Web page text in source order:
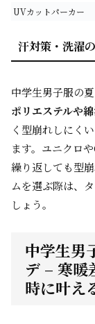
UVカットパーカー
汗対策・洗濯
中学生男子服の
ポリエステルや
く型崩れしにく
ます。ユニクロ
繰り返しても型
ムを選ぶ際は、
しょう。
中学生男
デ – 寒暖
時に叶え